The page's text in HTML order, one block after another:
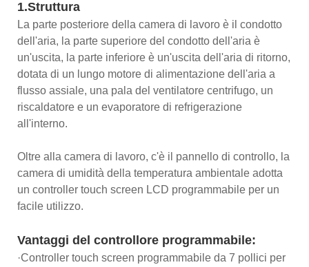
1.Struttura
La parte posteriore della camera di lavoro è il condotto
dell'aria, la parte superiore del condotto dell'aria è
un'uscita, la parte inferiore è un'uscita dell'aria di ritorno,
dotata di un lungo motore di alimentazione dell'aria a
flusso assiale, una pala del ventilatore centrifugo, un
riscaldatore e un evaporatore di refrigerazione
all'interno.
Oltre alla camera di lavoro, c'è il pannello di controllo, la
camera di umidità della temperatura ambientale adotta
un controller touch screen LCD programmabile per un
facile utilizzo.
Vantaggi del controllore programmabile:
·Controller touch screen programmabile da 7 pollici per